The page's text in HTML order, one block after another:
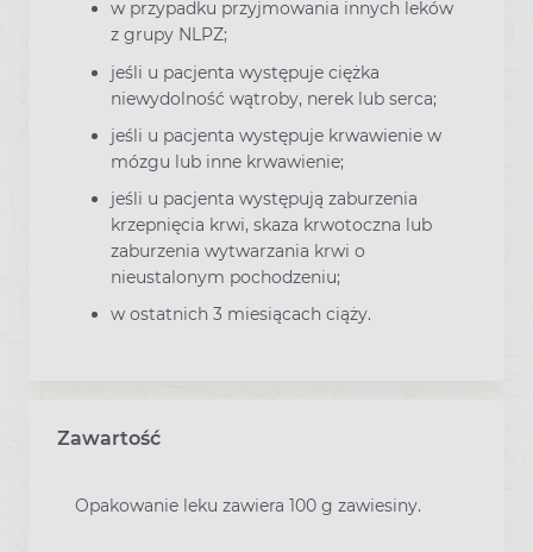
w przypadku przyjmowania innych leków
z grupy NLPZ;
jeśli u pacjenta występuje ciężka
niewydolność wątroby, nerek lub serca;
jeśli u pacjenta występuje krwawienie w
mózgu lub inne krwawienie;
jeśli u pacjenta występują zaburzenia
krzepnięcia krwi, skaza krwotoczna lub
zaburzenia wytwarzania krwi o
nieustalonym pochodzeniu;
w ostatnich 3 miesiącach ciąży.
Zawartość
Opakowanie leku zawiera 100 g zawiesiny.